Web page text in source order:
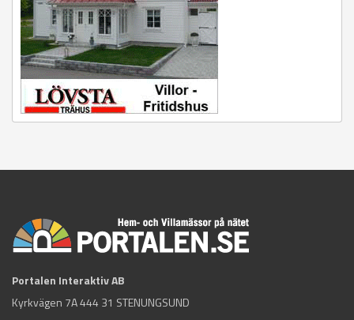
Portalen Interaktiv AB
Kyrkvägen 7A 444 31 STENUNGSUND